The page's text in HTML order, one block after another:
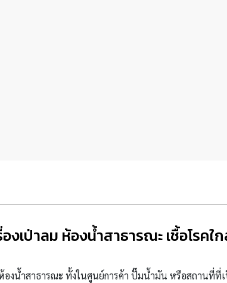
องเป่าลม ห้องน้ำสาธารณะ เชื้อโรคใ
องน้ำสาธารณะ ทั้งในศูนย์การค้า ปั๊มน้ำมัน หรือสถานที่ที่